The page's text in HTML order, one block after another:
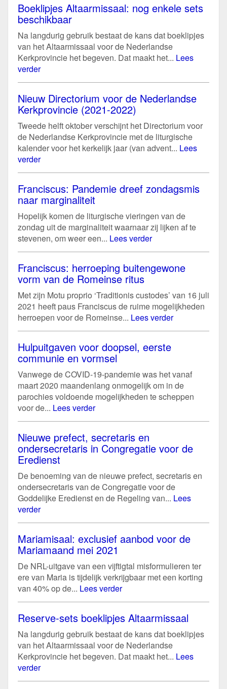
Boeklipjes Altaarmissaal: nog enkele sets
beschikbaar
Na langdurig gebruik bestaat de kans dat boeklipjes
van het Altaarmissaal voor de Nederlandse
Kerkprovincie het begeven. Dat maakt het... Lees
verder
Nieuw Directorium voor de Nederlandse
Kerkprovincie (2021-2022)
Tweede helft oktober verschijnt het Directorium voor
de Nederlandse Kerkprovincie met de liturgische
kalender voor het kerkelijk jaar (van advent... Lees
verder
Franciscus: Pandemie dreef zondagsmis
naar marginaliteit
Hopelijk komen de liturgische vieringen van de
zondag uit de marginaliteit waarnaar zij lijken af te
stevenen, om weer een... Lees verder
Franciscus: herroeping buitengewone
vorm van de Romeinse ritus
Met zijn Motu proprio ‘Traditionis custodes’ van 16 juli
2021 heeft paus Franciscus de ruime mogelijkheden
herroepen voor de Romeinse... Lees verder
Hulpuitgaven voor doopsel, eerste
communie en vormsel
Vanwege de COVID-19-pandemie was het vanaf
maart 2020 maandenlang onmogelijk om in de
parochies voldoende mogelijkheden te scheppen
voor de... Lees verder
Nieuwe prefect, secretaris en
ondersecretaris in Congregatie voor de
Eredienst
De benoeming van de nieuwe prefect, secretaris en
ondersecretaris van de Congregatie voor de
Goddelijke Eredienst en de Regeling van... Lees
verder
Mariamisaal: exclusief aanbod voor de
Mariamaand mei 2021
De NRL-uitgave van een vijftigtal misformulieren ter
ere van Maria is tijdelijk verkrijgbaar met een korting
van 40% op de... Lees verder
Reserve-sets boeklipjes Altaarmissaal
Na langdurig gebruik bestaat de kans dat boeklipjes
van het Altaarmissaal voor de Nederlandse
Kerkprovincie het begeven. Dat maakt het... Lees
verder